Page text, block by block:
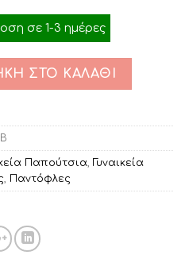
σε 1-3 ημέρες
ΣΤΟ ΚΑΛΆΘΙ
Παπούτσια, Γυναικεία
, Παντόφλες